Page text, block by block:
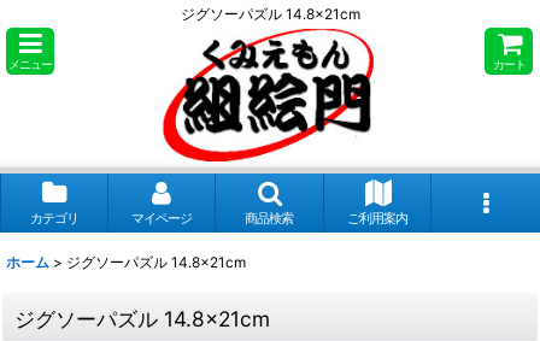
ジグソーパズル 14.8×21cm
メニュー カート
カテゴリ マイページ 商品検索 ご利用案内
ホーム > ジグソーパズル 14.8×21cm
ジグソーパズル 14.8×21cm